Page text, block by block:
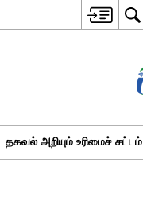
தகவல் அறியும் உரிமைச் சட்டம்